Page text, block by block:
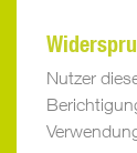
Nutzer